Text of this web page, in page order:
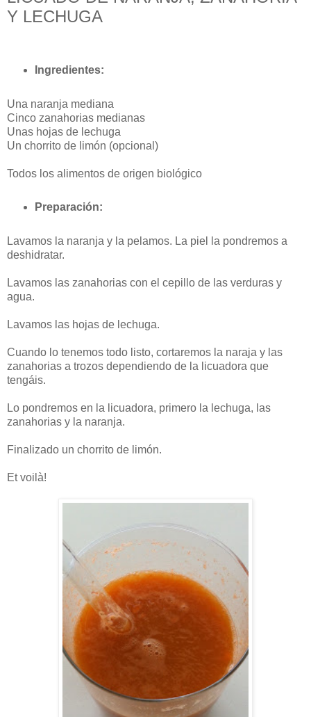
Y LECHUGA
Ingredientes:
Una naranja mediana
Cinco zanahorias medianas
Unas hojas de lechuga
Un chorrito de limón (opcional)
Todos los alimentos de origen biológico
Preparación:
Lavamos la naranja y la pelamos. La piel la pondremos a
deshidratar.
Lavamos las zanahorias con el cepillo de las verduras y
agua.
Lavamos las hojas de lechuga.
Cuando lo tenemos todo listo, cortaremos la naraja y las
zanahorias a trozos dependiendo de la licuadora que
tengáis.
Lo pondremos en la licuadora, primero la lechuga, las
zanahorias y la naranja.
Finalizado un chorrito de limón.
Et voilà!